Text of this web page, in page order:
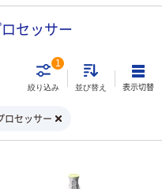
セッサー
絞り込み
1
並び替え 表示切替
ロセッサー